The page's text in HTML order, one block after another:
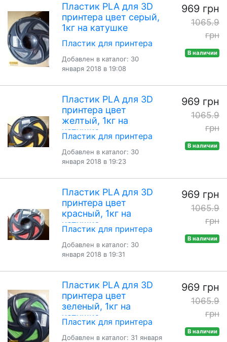
Пластик PLA для 3D
принтера цвет серый,
1кг на катушке
Пластик для принтера
Добавлен в каталог: 30
января 2018 в 19:08
969 грн
1065.9
грн
В наличии
Пластик PLA для 3D
принтера цвет
желтый, 1кг на
катушке
Пластик для принтера
Добавлен в каталог: 30
января 2018 в 19:23
969 грн
1065.9
грн
В наличии
Пластик PLA для 3D
принтера цвет
красный, 1кг на
катушке
Пластик для принтера
Добавлен в каталог: 30
января 2018 в 19:31
969 грн
1065.9
грн
В наличии
Пластик PLA для 3D
принтера цвет
зеленый, 1кг на
катушке
Пластик для принтера
Добавлен в каталог: 31 января
969 грн
1065.9
грн
В наличии